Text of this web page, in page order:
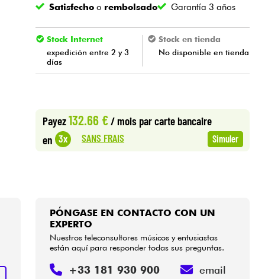
Satisfecho o rembolsado Garantía 3 años
Stock Internet
expedición entre 2 y 3
días
Stock en tienda
No disponible en tienda
Payez132.66 €/ mois par carte bancaire
en 3x SANS FRAIS Simuler
PÓNGASE EN CONTACTO CON UN
EXPERTO
Nuestros teleconsultores músicos y entusiastas
están aquí para responder todas sus preguntas.
+33 181 930 900 email